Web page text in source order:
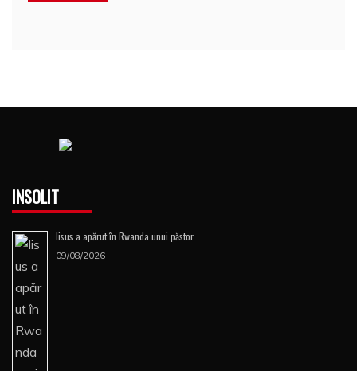
INSOLIT
Iisus a apărut în Rwanda unui păstor
09/08/2026